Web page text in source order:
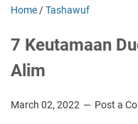
Home /Tashawuf
7 Keutamaan
Alim
March 02, 2022 Post a